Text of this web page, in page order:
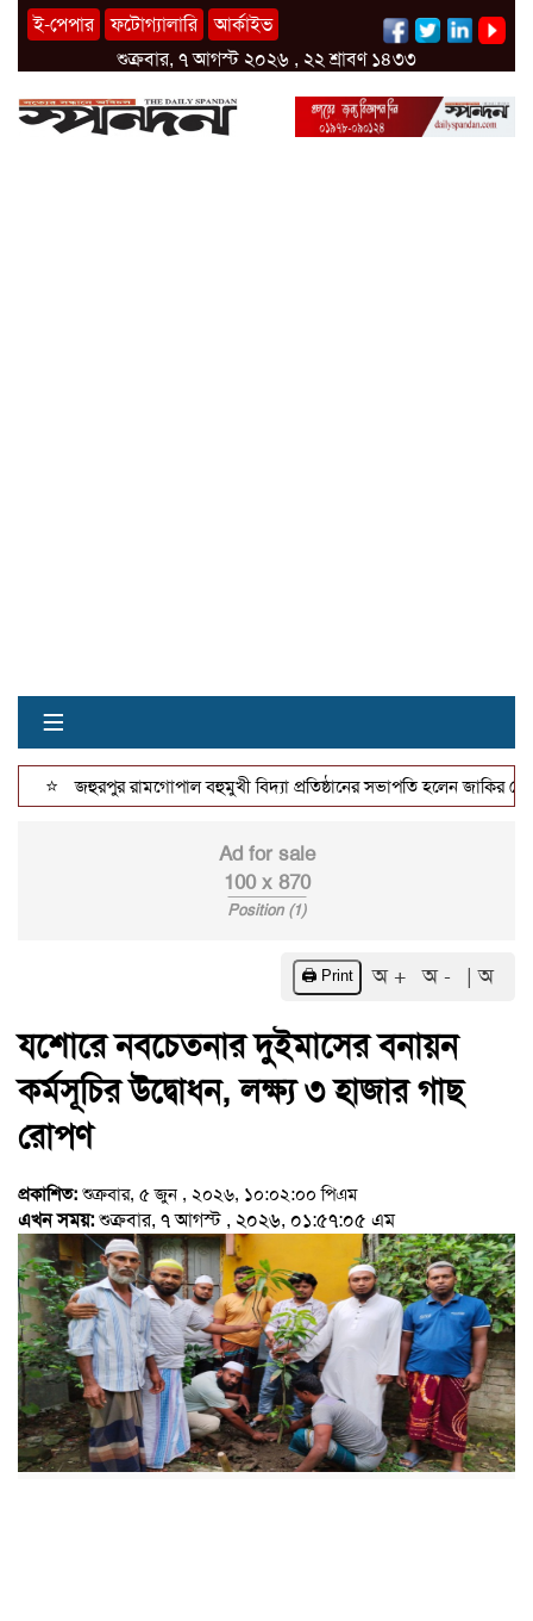
ই-পেপার ফটোগ্যালারি
আর্কাইভ
শুক্রবার, ৭ আগস্ট ২০২৬ , ২২ শ্রাবণ ১৪৩৩
≡
জহুরপুর রামগোপাল বহুমুখী বিদ্যা প্রতিষ্ঠানের সভাপতি হলেন জাকির হোসেন
Ad for sale
100 x 870
Position (1)
🖨️ Print অ + অ - | অ
যশোরে নবচেতনার দুইমাসের বনায়ন
কর্মসূচির উদ্বোধন, লক্ষ্য ৩ হাজার গাছ
রোপণ
প্রকাশিত: শুক্রবার, ৫ জুন , ২০২৬, ১০:০২:০০ পিএম
এখন সময়:শুক্রবার, ৭ আগস্ট , ২০২৬, ০১:৫৭:০৫ এম